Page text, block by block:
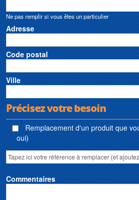
Ne pas remplir si vous êtes un particulier
Adresse
Code postal
Ville
Précisez votre besoin
Remplacement d'un produit que
oui)
Commentaires